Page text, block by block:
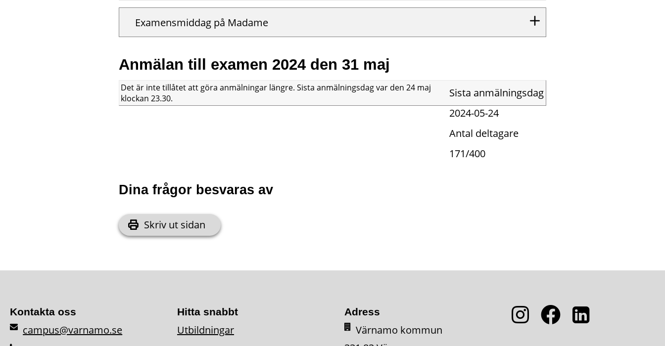
Examensmiddag på Madame
Anmälan till examen 2024 den 31 maj
Sista anmälningsdag
2024-05-24
Antal deltagare
171/400
Det är inte tillåtet att göra anmälningar längre. Sista anmälningsdag var den 24 maj
klockan 23.30.
Dina frågor besvaras av
Skriv ut sidan
Kontakta oss
campus@varnamo.se
Hitta snabbt
Utbildningar
Adress
Värnamo kommun